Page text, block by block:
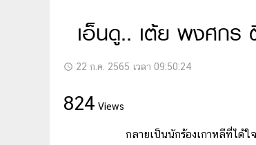
เอ็นดู.. เต้ย พงศกร
access_time 22 ก.ค. 2565 เวลา 09:50:24
824 Views
กลายเป็นนักร้องเกาหลีที่ได้ใจค